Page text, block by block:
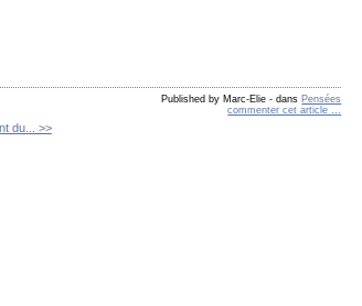
Published by Marc-Elie - dans Pensées
commenter cet article
du... >>